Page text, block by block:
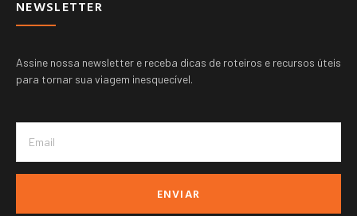
NEWSLETTER
Assine nossa newsletter e receba dicas de roteiros e recursos úteis
para tornar sua viagem inesquecível.
ENVIAR